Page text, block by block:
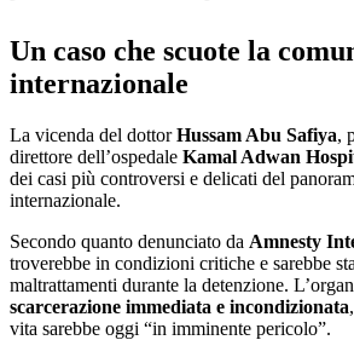
Un caso che scuote la
internazionale
La vicenda del dottorHussam Abu Safiya,
direttore dell’ospedale Kamal Adwan
dei casi più controversi e delicati del
internazionale.
Secondo quanto denunciato da Amnesty
troverebbe in condizioni critiche e sarebbe
maltrattamenti durante la detenzione.
scarcerazione immediata e incondizionata
vita sarebbe oggi “in imminente pericolo”.